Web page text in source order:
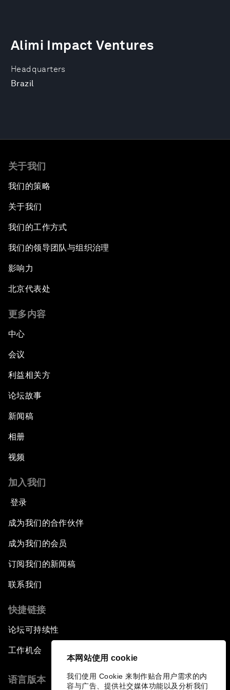
本网站使用 cookie
我们使用 Cookie 来制作贴合用户需求的内
容与广告、提供社交媒体功能以及分析我们
Headquarters
Brazil
Alimi Impact Ventures
关于我们
我们的策略
关于我们
我们的工作方式
我们的领导团队与组织治理
影响力
北京代表处
更多内容
中心
会议
利益相关方
论坛故事
新闻稿
相册
视频
加入我们
登录
成为我们的合作伙伴
成为我们的会员
订阅我们的新闻稿
联系我们
快捷链接
论坛可持续性
工作机会
语言版本